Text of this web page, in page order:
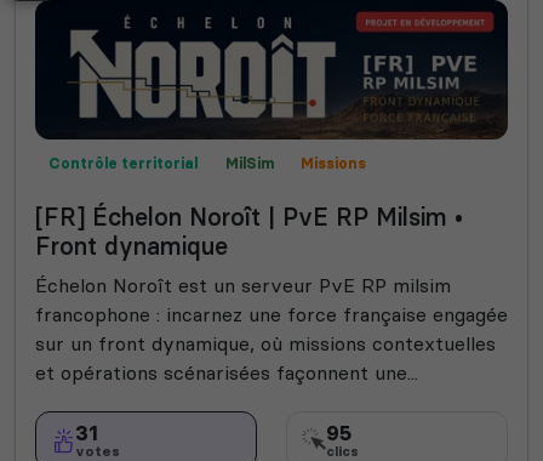
Contrôle territorial MilSim
Missions
[FR] Échelon Noroît | PvE RP Milsim •
Front dynamique
Échelon Noroît est un serveur PvE RP milsim
francophone : incarnez une force française engagée
sur un front dynamique, où missions contextuelles
et opérations scénarisées façonnent une...
31
votes
95
clics